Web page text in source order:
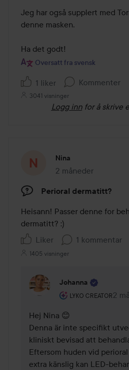
Jeg har også supplert med
denne masken.
Ha det godt!
Oversatt fra svensk
1 liker Kommenter
3041 visninger
Logg inn for å skrive
Nina
2 måneder
Innlegget ble
Perioral dermatitt?
Heisann! Passer denne for
dermatitt? :)
Liker
1 kommentar
1405 visninger
Johanna
LYKO CREATOR
Brukerens rolle: 2
Hej Nina 😊
Denna är inte specifikt
kliniskt bevisad att
Eftersom huden vid
extra känslig kan LED-